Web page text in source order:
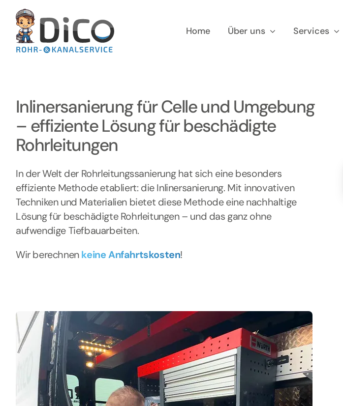
Inhalt
springen
Home Über uns Services
Inlinersanierung für Celle und Umgebung
– effiziente Lösung für beschädigte
Rohrleitungen
In der Welt der Rohrleitungssanierung hat sich eine besonders
effiziente Methode etabliert: die Inlinersanierung. Mit innovativen
Techniken und Materialien bietet diese Methode eine nachhaltige
Lösung für beschädigte Rohrleitungen – und das ganz ohne
aufwendige Tiefbauarbeiten.
Wir berechnenkeine Anfahrtskosten!